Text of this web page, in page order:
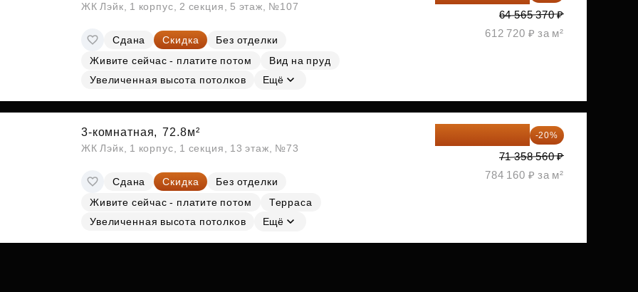
ЖК Лэйк, 1 корпус, 2 секция, 5 этаж, №107
Сдана Скидка
Без отделки
Живите сейчас - платите потом
Вид на пруд
Увеличенная высота потолков
Ещё
64 565 370 ₽
612 720 ₽ за м²
3-комнатная, 72.8м²
ЖК Лэйк, 1 корпус, 1 секция, 13 этаж, №73
Сдана Скидка
Без отделки
Живите сейчас - платите потом
Терраса
Увеличенная высота потолков
Ещё
-20%
71 358 560 ₽
784 160 ₽ за м²